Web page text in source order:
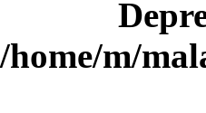
/home/m/